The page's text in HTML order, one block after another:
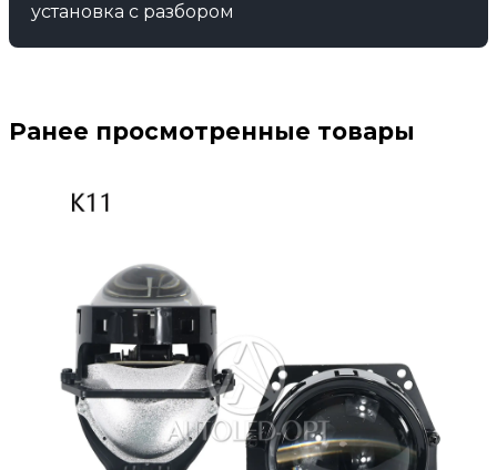
установка с разбором
Ранее просмотренные товары